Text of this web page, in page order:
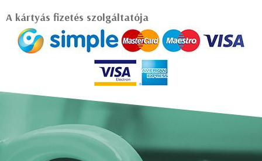
A kártyás fizetés szolgáltatója